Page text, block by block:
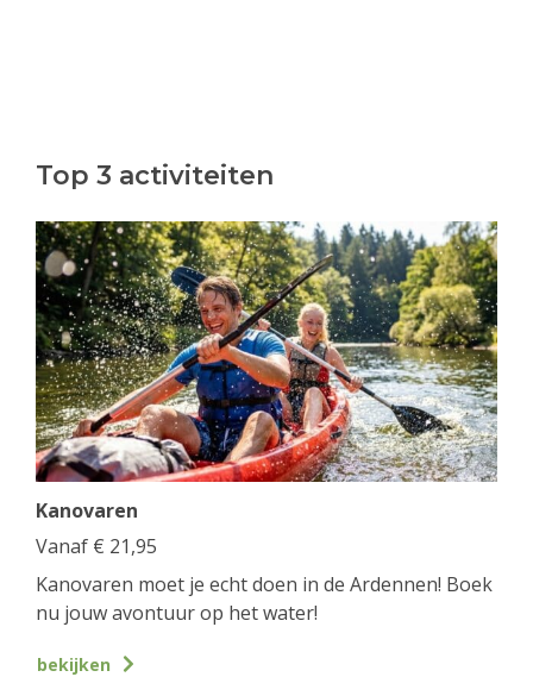
Top 3 activiteiten
Kanovaren
Vanaf € 21,95
Kanovaren moet je echt doen in de Ardennen! Boek
nu jouw avontuur op het water!
bekijken